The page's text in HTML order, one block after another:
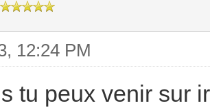
12:24 PM
tu peux venir sur